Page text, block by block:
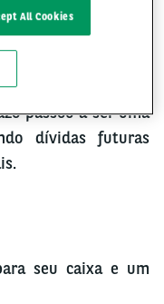
de atuação e
para arcar com
as atividades. Com
financeiras
passou a ser uma
dívidas futuras
seu caixa e um
All Cookies